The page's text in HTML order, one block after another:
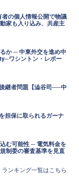
の個人情報公開で物議
家も入り込み、共産主
か ─ 中東外交を進め中
ワシントン・レポー
継者問題【澁谷司──中
担保に取られるガーナ
む可能性 ─ 電気料金を
制委の審査基準を見直
ランキング一覧はこちら